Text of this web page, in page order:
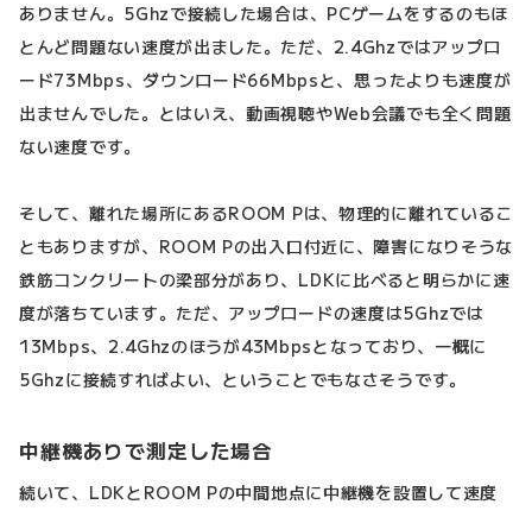
ありません。5Ghzで接続した場合は、PCゲームをするのもほ
とんど問題ない速度が出ました。ただ、2.4Ghzではアップロ
ード73Mbps、ダウンロード66Mbpsと、思ったよりも速度が
出ませんでした。とはいえ、動画視聴やWeb会議でも全く問題
ない速度です。
そして、離れた場所にあるROOM Pは、物理的に離れているこ
ともありますが、ROOM Pの出入口付近に、障害になりそうな
鉄筋コンクリートの梁部分があり、LDKに比べると明らかに速
度が落ちています。ただ、アップロードの速度は5Ghzでは
13Mbps、2.4Ghzのほうが43Mbpsとなっており、一概に
5Ghzに接続すればよい、ということでもなさそうです。
中継機ありで測定した場合
続いて、LDKとROOM Pの中間地点に中継機を設置して速度